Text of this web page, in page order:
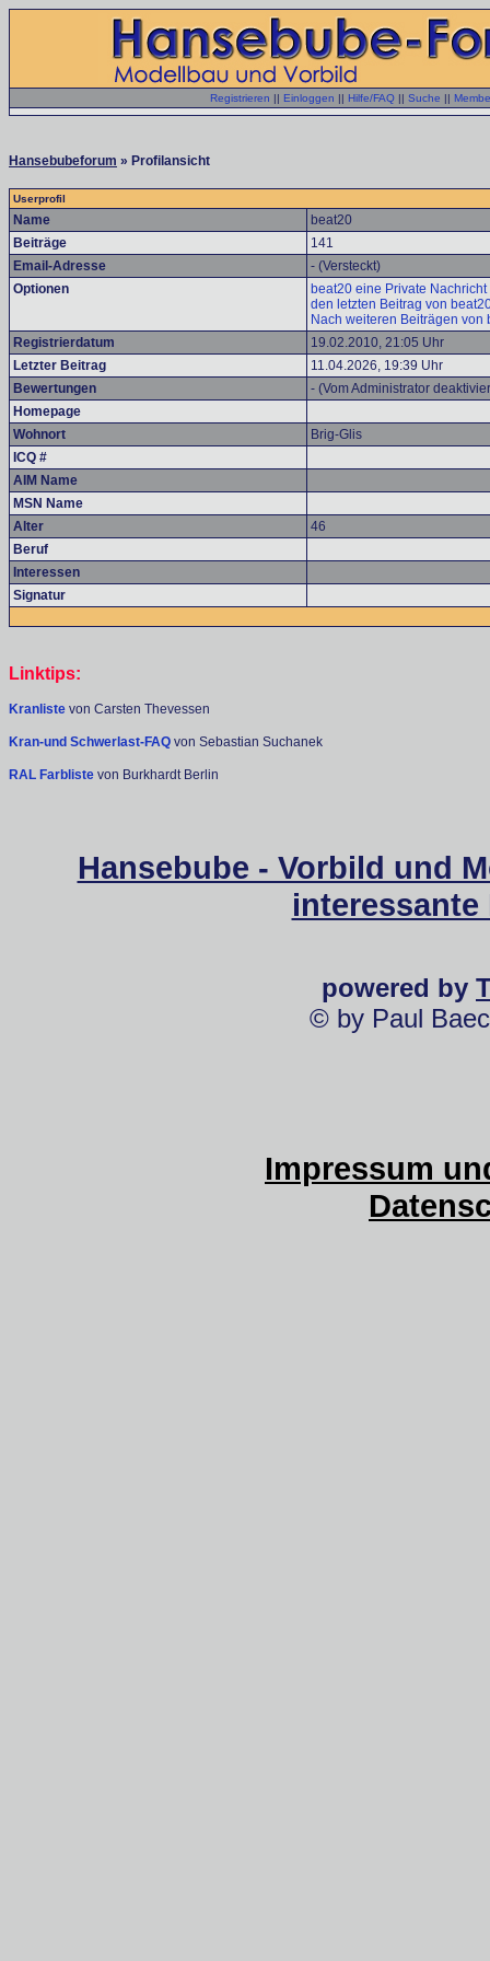
Registrieren || Einloggen || Hilfe/FAQ || Suche ||
Hansebubeforum » Profilansicht
Userprofil
Name
beat20
Beiträge
141
Email-Adresse
- (Versteckt)
Optionen
beat20 eine Private Nachricht
den letzten Beitrag von
Nach weiteren Beiträgen von
Registrierdatum
19.02.2010, 21:05 Uhr
Letzter Beitrag
11.04.2026, 19:39 Uhr
Bewertungen
- (Vom Administrator
Homepage
Wohnort
Brig-Glis
ICQ #
AIM Name
MSN Name
Alter
46
Beruf
Interessen
Signatur
Linktips:
Kranliste von Carsten Thevessen
Kran-und Schwerlast-FAQ von Sebastian Suchanek
RAL Farbliste von Burkhardt Berlin
Hansebube - Vorbild und
powered by
© by Paul
Impressum